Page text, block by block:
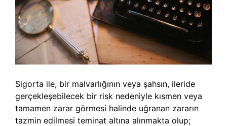
Sigorta ile, bir malvarlığının veya şahsın, ileride
gerçekleşebilecek bir risk nedeniyle kısmen veya
tamamen zarar görmesi halinde uğranan zararın
tazmin edilmesi teminat altına alınmakta olup;